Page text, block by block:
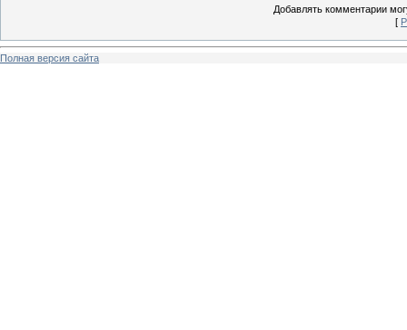
Добавлять комментарии
[
Полная версия сайта